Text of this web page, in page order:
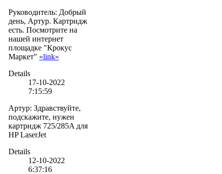
Руководитель: Добрый
день, Артур. Картридж
есть. Посмотрите на
нашей интернет
площадке "Крокус
Маркет" «link»
Details
17-10-2022
7:15:59
Артур: Здравствуйте,
подскажите, нужен
картридж 725/285A для
HP LaserJet
Details
12-10-2022
6:37:16